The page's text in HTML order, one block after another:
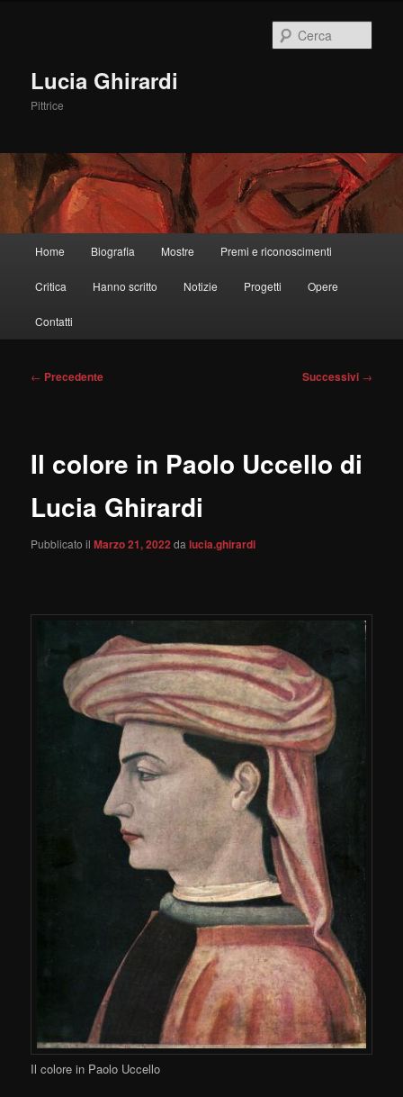
Lucia Ghirardi
Pittrice
Home Biografia Mostre Premi e riconoscimenti
Critica Hanno scritto Notizie Progetti Opere
Contatti
Navigazione
← Precedente Successivi →
Il colore in Paolo Uccello di
Lucia Ghirardi
Pubblicato ilMarzo 21, 2022 dalucia.ghirardi
Il colore in Paolo Uccello